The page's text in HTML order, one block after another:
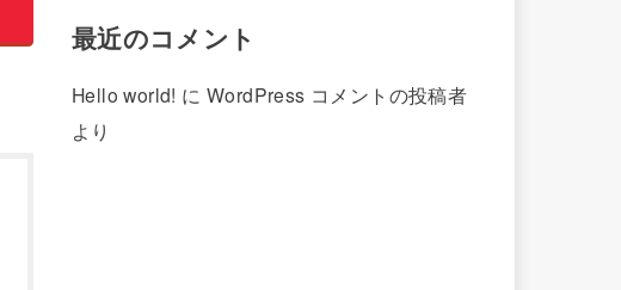
最近のコメント
Hello world! に WordPress コメントの投稿者
より